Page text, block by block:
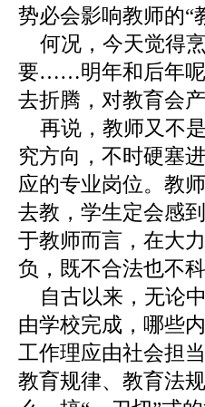
势必会影响教师的“
何况，今天觉得
要……明年和后年呢
去折腾，对教育会
再说，教师又不
究方向，不时硬塞
应的专业岗位。教
去教，学生定会感
于教师而言，在大
负，既不合法也不
自古以来，无论
由学校完成，哪些
工作理应由社会担
教育规律、教育法